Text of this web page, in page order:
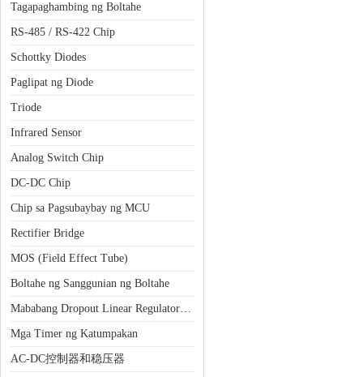
Tagapaghambing ng Boltahe
RS-485 / RS-422 Chip
Schottky Diodes
Paglipat ng Diode
Triode
Infrared Sensor
Analog Switch Chip
DC-DC Chip
Chip sa Pagsubaybay ng MCU
Rectifier Bridge
MOS (Field Effect Tube)
Boltahe ng Sanggunian ng Boltahe
Mababang Dropout Linear Regulator (LDO)
Mga Timer ng Katumpakan
AC-DC控制器和稳压器